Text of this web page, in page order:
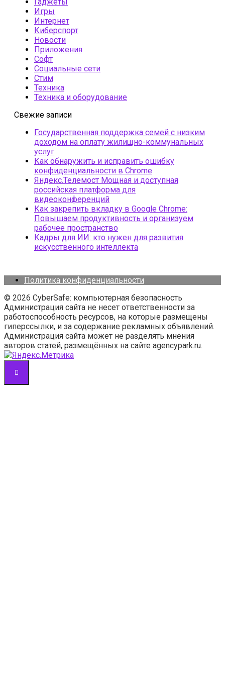
Игры
Интернет
Киберспорт
Новости
Приложения
Софт
Социальные сети
Стим
Техника
Техника и оборудование
Свежие записи
Государственная поддержка семей с низким
доходом на оплату жилищно-коммунальных
услуг
Как обнаружить и исправить ошибку
конфиденциальности в Chrome
Яндекс.Телемост Мощная и доступная
российская платформа для
видеоконференций
Как закрепить вкладку в Google Chrome:
Повышаем продуктивность и организуем
рабочее пространство
Кадры для ИИ: кто нужен для развития
искусственного интеллекта
Политика конфиденциальности
© 2026 CyberSafe: компьютерная безопасность
Администрация сайта не несет ответственности за
работоспособность ресурсов, на которые размещены
гиперссылки, и за содержание рекламных объявлений.
Администрация сайта может не разделять мнения
авторов статей, размещённых на сайте agencypark.ru.